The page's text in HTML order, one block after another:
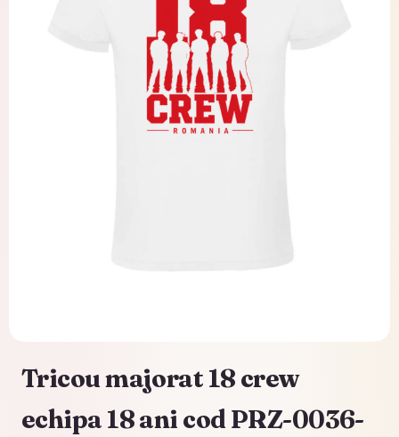
Tricou majorat 18 crew
echipa 18 ani cod PRZ-0036-